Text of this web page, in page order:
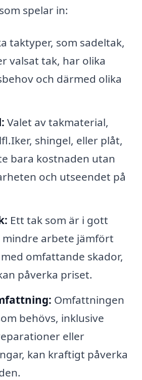
spelar in:
taktyper, som sadeltak,
valsat tak, har olika
och därmed olika
Valet av takmaterial,
shingel, eller plåt,
bara kostnaden utan
och utseendet på
Ett tak som är i gott
mindre arbete jämfört
omfattande skador,
påverka priset.
Omfattningen
behövs, inklusive
eller
kan kraftigt påverka